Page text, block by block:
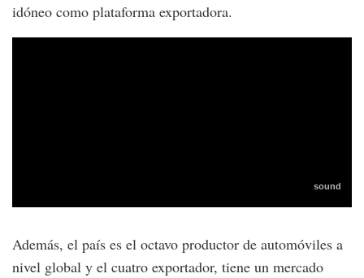
idóneo como plataforma exportadora.
Además, el país es el octavo productor de automóviles a
nivel global y el cuatro exportador, tiene un mercado